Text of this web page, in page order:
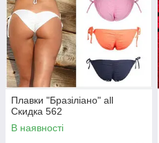
Плавки "Бразіліано" all
Скидка 562
В наявності